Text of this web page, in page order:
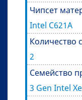
Чипсет
Intel C621A
Количество
2
Семейство
3 Gen Intel